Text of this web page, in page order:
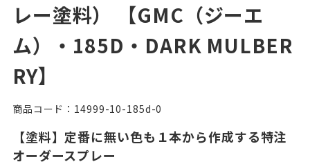
レー塗料） 【GMC（ジーエ
ム）・185D・DARK MULBER
RY】
商品コード：14999-10-185d-0
【塗料】定番に無い色も１本から作成する特注
オーダースプレー